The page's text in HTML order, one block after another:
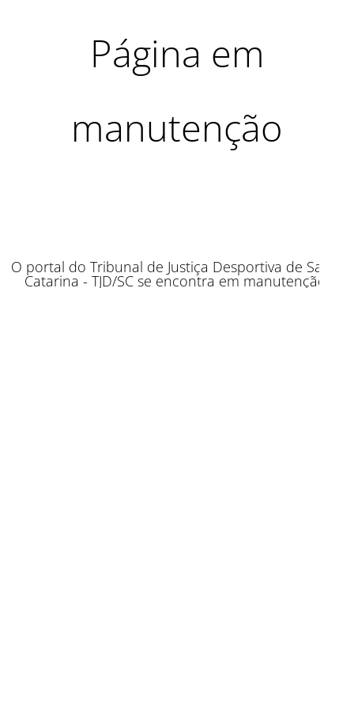
Página em
manutenção
O portal do Tribunal de Justiça Desportiva de Santa
Catarina - TJD/SC se encontra em manutenção.